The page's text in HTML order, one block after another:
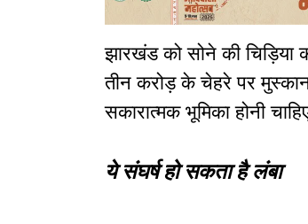
झारखंड को सोने की चिड़िया
तीन करोड़ के चेहरे पर
सकारात्मक भूमिका होनी
ये संघर्ष हो सकता है लंबा